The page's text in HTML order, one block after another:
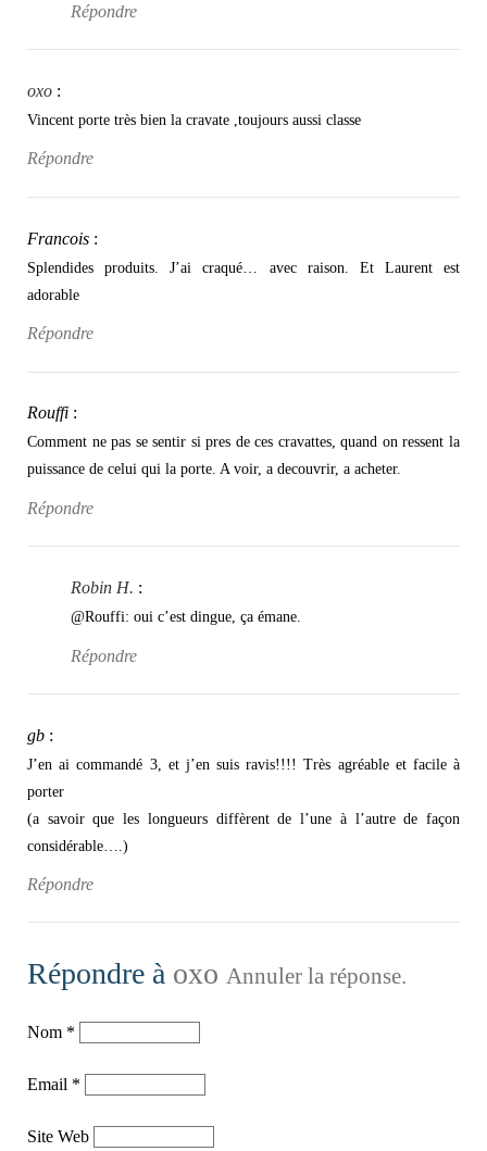
Répondre
oxo :
Vincent porte très bien la cravate ,toujours aussi classe
Répondre
Francois :
Splendides produits. J’ai craqué… avec raison. Et Laurent est
adorable
Répondre
Rouffi :
Comment ne pas se sentir si pres de ces cravattes, quand on ressent la
puissance de celui qui la porte. A voir, a decouvrir, a acheter.
Répondre
Robin H. :
@Rouffi: oui c’est dingue, ça émane.
Répondre
gb :
J’en ai commandé 3, et j’en suis ravis!!!! Très agréable et facile à
porter
(a savoir que les longueurs diffèrent de l’une à l’autre de façon
considérable….)
Répondre
Répondre à oxo Annuler la réponse.
Nom *
Email *
Site Web